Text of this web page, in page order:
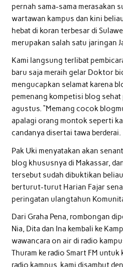
pernah sama-sama merasakan
wartawan kampus dan kini
hebat di koran terbesar di
merupakan salah satu jaringan
Kami langsung terlibat
baru saja meraih gelar Doktor
mengucapkan selamat karena
pemenang kompetisi blog
agustus. “Memang cocok
apalagi orang montok seperti
candanya disertai tawa berderai.
Pak Uki menyatakan akan
blog khususnya di Makassar,
tersebut sudah dibuktikan
berturut-turut Harian Fajar
peringatan ulangtahun
Dari Graha Pena, rombongan
Nia, Dita dan Ina kembali ke
wawancara on air di radio
Thuram ke radio Smart FM
radio kampus, kami disambut